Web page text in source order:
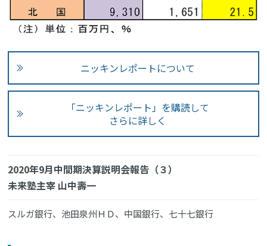
ニッキンレポートについて
「ニッキンレポート」を購読して
さらに詳しく
2020年9月中間期決算説明会報告（３）
未来塾主宰 山中壽一
スルガ銀行、池田泉州ＨＤ、中国銀行、七十七銀行